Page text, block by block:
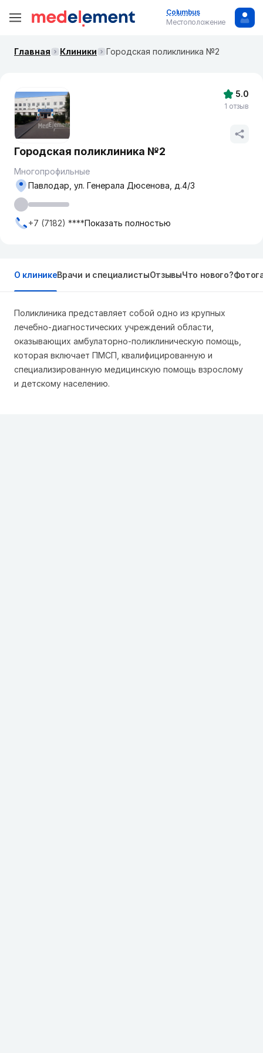
Columbus
Местоположение
Главная Клиники Городская поликлиника №2
Городская поликлиника №2
Многопрофильные
Павлодар, ул. Генерала Дюсенова, д.4/3
+7 (7182) ****Показать полностью
5.0
1 отзыв
О клиникеВрачи и специалистыОтзывыЧто нового?
Поликлиника представляет собой одно из крупных
лечебно-диагностических учреждений области,
оказывающих амбулаторно-поликлиническую помощь,
которая включает ПМСП, квалифицированную и
специализированную медицинскую помощь взрослому
и детскому населению.